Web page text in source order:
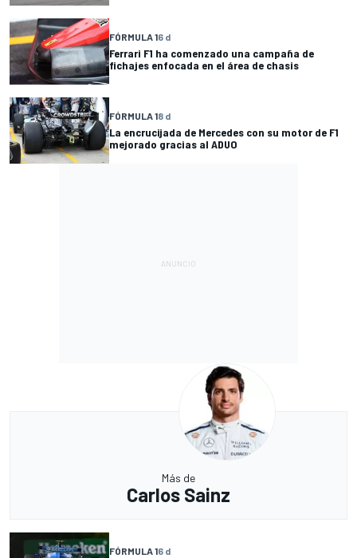
FÓRMULA 16 d
Ferrari F1 ha comenzado una campaña de
fichajes enfocada en el área de chasis
FÓRMULA 18 d
La encrucijada de Mercedes con su motor de F1
mejorado gracias al ADUO
Más de
Carlos Sainz
FÓRMULA 16 d